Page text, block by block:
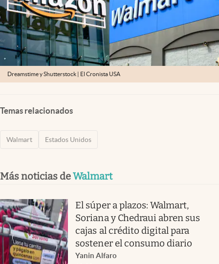
Dreamstime y Shutterstock | El Cronista USA
Temas relacionados
Walmart Estados Unidos
Más noticias deWalmart
El súper a plazos: Walmart,
Soriana y Chedraui abren sus
cajas al crédito digital para
sostener el consumo diario
Yanin Alfaro